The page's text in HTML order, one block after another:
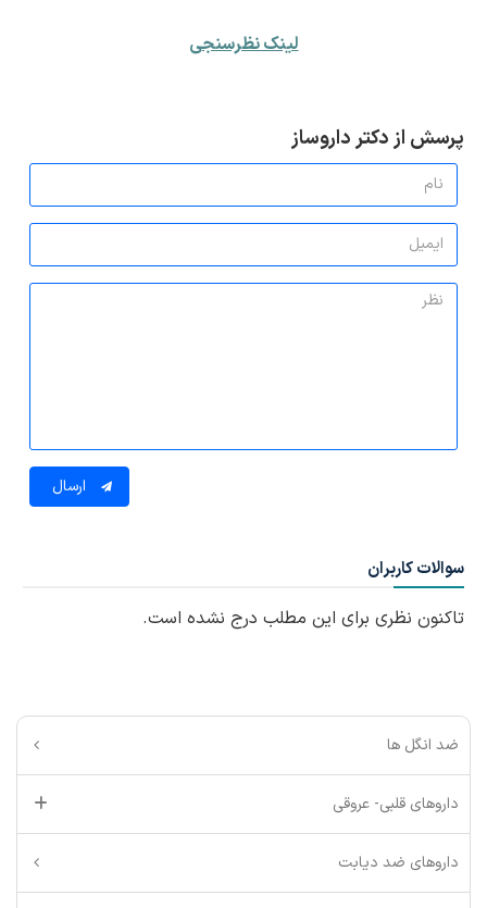
لینک نظرسنجی
پرسش از دکتر داروساز
ارسال
سوالات کاربران
تاکنون نظری برای این مطلب درج نشده است.
ضد انگل ها
داروهای قلبی- عروقی
داروهای ضد دیابت